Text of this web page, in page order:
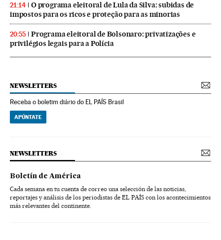
21:14
O programa eleitoral de Lula da Silva: subidas de
impostos para os ricos e proteção para as minorias
20:55
Programa eleitoral de Bolsonaro: privatizações e
privilégios legais para a Polícia
NEWSLETTERS
Receba o boletim diário do EL PAÍS Brasil
APÚNTATE
NEWSLETTERS
Boletín de América
Cada semana en tu cuenta de correo una selección de las noticias,
reportajes y análisis de los periodistas de EL PAÍS con los acontecimientos
más relevantes del continente.